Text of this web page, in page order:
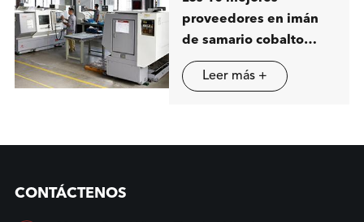
proveedores en imán
de samario cobalto
(SmCo) en China
Leer más +
CONTÁCTENOS